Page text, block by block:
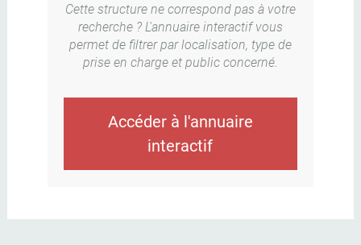
Cette structure ne correspond pas à votre
recherche ? L'annuaire interactif vous
permet de filtrer par localisation, type de
prise en charge et public concerné.
Accéder à l'annuaire
interactif